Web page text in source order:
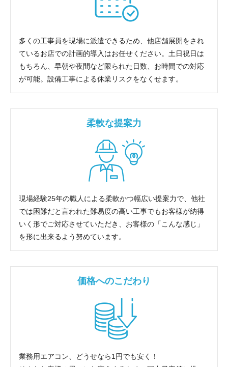
多くの工事員を現場に派遣できるため、他店舗展開をされ
ているお店での計画的導入はお任せください。土日祝日は
もちろん、早朝や夜間など限られた日数、お時間での対応
が可能。設備工事による休業リスクをなくせます。
柔軟な提案力
現場経験25年の職人による柔軟かつ幅広い提案力で、他社
では困難だと言われた難易度の高い工事でもお客様が納得
いく形でご対応させていただき、お客様の「こんな感じ」
を形に出来るよう努めています。
価格へのこだわり
業務用エアコン、どうせなら1円でも安く！